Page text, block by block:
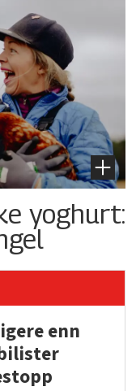
yoghurt:
enn